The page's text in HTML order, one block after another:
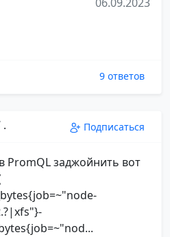
9 ответов
. Подписаться
PromQL заджойнить вот